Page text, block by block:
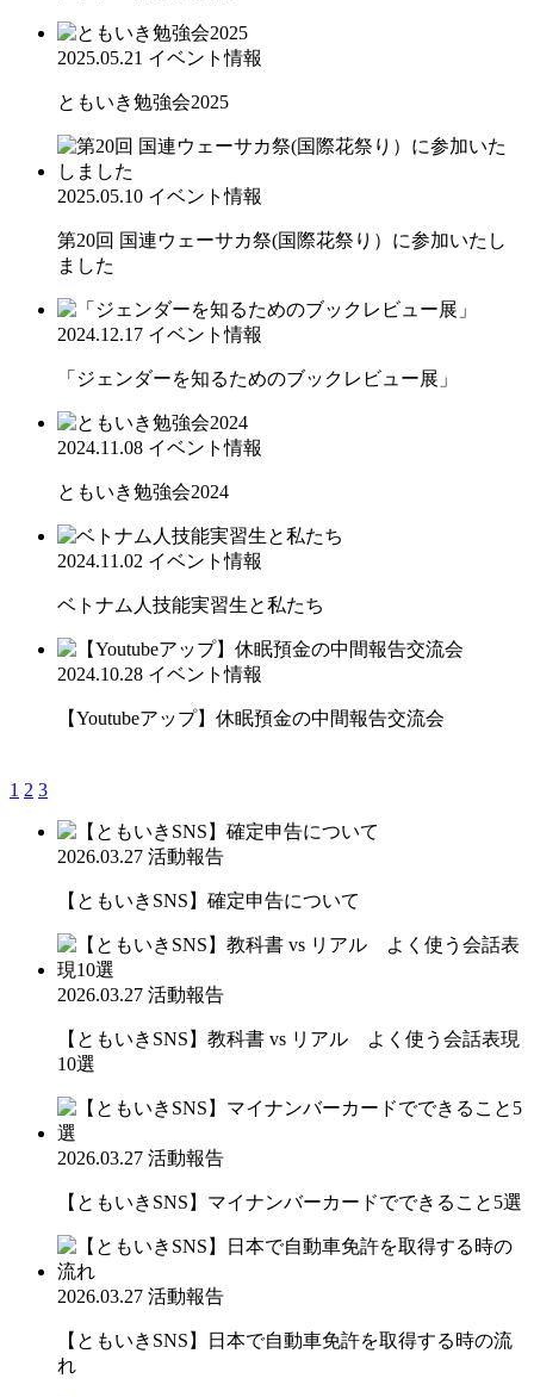
2025.05.21 イベント情報
ともいき勉強会2025
2025.05.10 イベント情報
第20回 国連ウェーサカ祭(国際花祭り）に参加いたし
ました
2024.12.17 イベント情報
「ジェンダーを知るためのブックレビュー展」
2024.11.08 イベント情報
ともいき勉強会2024
2024.11.02 イベント情報
ベトナム人技能実習生と私たち
2024.10.28 イベント情報
【Youtubeアップ】休眠預金の中間報告交流会
1 2 3
2026.03.27 活動報告
【ともいきSNS】確定申告について
2026.03.27 活動報告
【ともいきSNS】教科書 vs リアル よく使う会話表現
10選
2026.03.27 活動報告
【ともいきSNS】マイナンバーカードでできること5選
2026.03.27 活動報告
【ともいきSNS】日本で自動車免許を取得する時の流
れ